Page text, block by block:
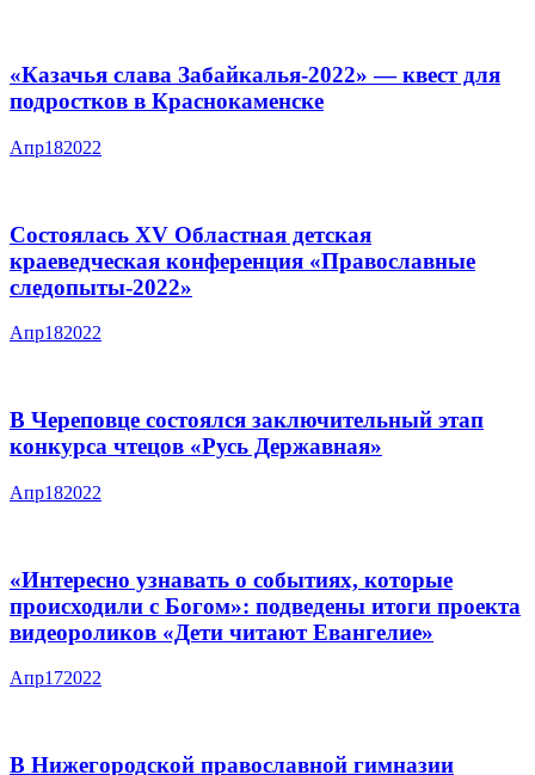
«Казачья слава Забайкалья-2022» — квест для
подростков в Краснокаменске
Апр182022
Состоялась XV Областная детская
краеведческая конференция «Православные
следопыты-2022»
Апр182022
В Череповце состоялся заключительный этап
конкурса чтецов «Русь Державная»
Апр182022
«Интересно узнавать о событиях, которые
происходили с Богом»: подведены итоги проекта
видеороликов «Дети читают Евангелие»
Апр172022
В Нижегородской православной гимназии